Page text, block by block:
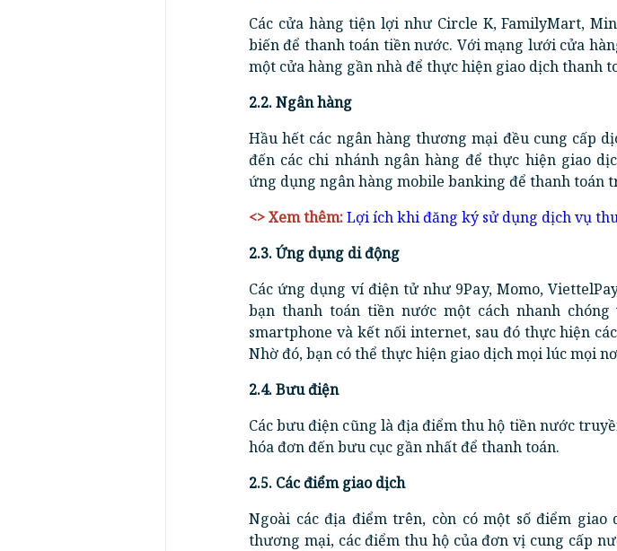
Các cửa hàng tiện lợi như Circle K, FamilyMart,
biến để thanh toán tiền nước. Với mạng lưới cửa
một cửa hàng gần nhà để thực hiện giao dịch thanh
2.2. Ngân hàng
Hầu hết các ngân hàng thương mại đều cung cấp
đến các chi nhánh ngân hàng để thực hiện giao
ứng dụng ngân hàng mobile banking để thanh toán
<> Xem thêm:Lợi ích khi đăng ký sử dụng dịch vụ
2.3. Ứng dụng di động
Các ứng dụng ví điện tử như 9Pay, Momo,
bạn thanh toán tiền nước một cách nhanh
smartphone và kết nối internet, sau đó thực hiện
Nhờ đó, bạn có thể thực hiện giao dịch mọi lúc mọi
2.4. Bưu điện
Các bưu điện cũng là địa điểm thu hộ tiền nước
hóa đơn đến bưu cục gần nhất để thanh toán.
2.5. Các điểm giao dịch
Ngoài các địa điểm trên, còn có một số điểm
thương mại, các điểm thu hộ của đơn vị cung cấp